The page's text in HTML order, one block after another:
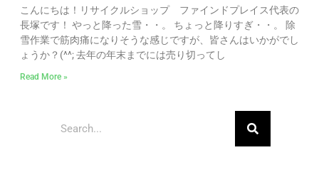
こんにちは！リサイクルショップ ファインドプレイス代表の
長塚です！ やっと降った雪・・。 ちょっと降りすぎ・・。 除
雪作業で筋肉痛になりそうな感じですが、皆さんはいかがでし
ょうか？(^^; 去年の年末までには売り切ってし
Read More »